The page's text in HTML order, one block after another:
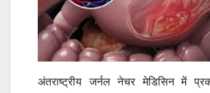
अंतराष्ट्रीय जर्नल नेचर मेडिसिन में